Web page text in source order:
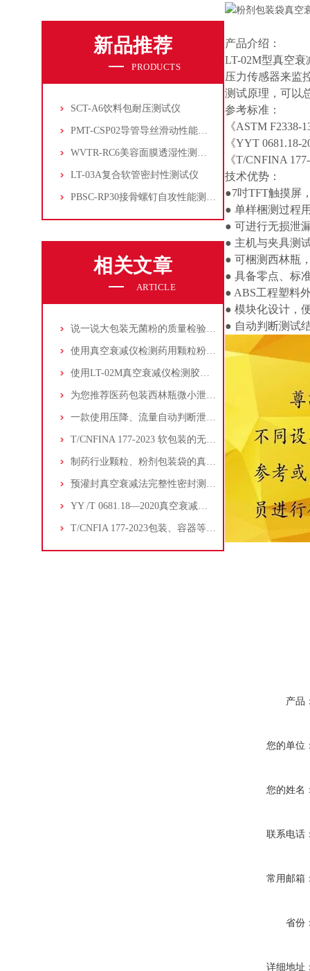
新品推荐
PRODUCTS
SCT-A6饮料包耐压测试仪
PMT-CSP02导管导丝滑动性能测试仪
WVTR-RC6美容面膜透湿性测试仪
LT-03A复合软管密封性测试仪
PBSC-RP30接骨螺钉自攻性能测试‌仪
相关文章
ARTICLE
说一说大包装无菌粉的质量检验测试
使用真空衰减仪检测药用颗粒粉剂包装袋的泄漏与密封
使用LT-02M真空衰减仪检测胶囊泡罩包装的密封性
为您推荐医药包装西林瓶微小泄漏的真空衰减仪
一款使用压降、流量自动判断泄漏的真空衰减仪-山东普创
T/CNFINA 177-2023 软包装的无损密封-真空衰减法
制药行业颗粒、粉剂包装袋的真空衰减仪 重点推荐
预灌封真空衰减法完整性密封测试方法
YY /T 0681.18—2020真空衰减泄漏测试理论
T/CNFIA 177-2023包装、容器等的密封性检测真空衰减法
产品介绍：
LT-02M型真空
压力传感器来监
测试原理，可以
参考标准：
《ASTM
《YYT
《T/CNFINA
技术优势：
●7吋TFT触摸屏
● 单样梱测过程
● 可进行无损泄
● 主机与夹具测
● 可梱测西林瓶
● 具备零点、标
● ABS工程塑料
● 模块化设计，
● 自动判断测试
产品
您的单位
您的姓名
联系电话
常用邮箱
省份
详细地址